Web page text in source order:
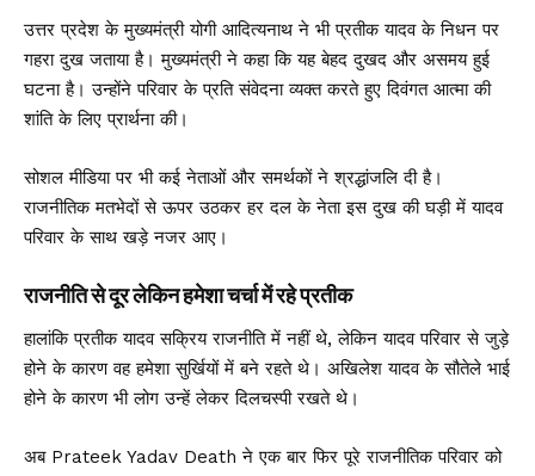
उत्तर प्रदेश के मुख्यमंत्री योगी आदित्यनाथ ने भी प्रतीक यादव के निधन पर
गहरा दुख जताया है। मुख्यमंत्री ने कहा कि यह बेहद दुखद और असमय हुई
घटना है। उन्होंने परिवार के प्रति संवेदना व्यक्त करते हुए दिवंगत आत्मा की
शांति के लिए प्रार्थना की।
सोशल मीडिया पर भी कई नेताओं और समर्थकों ने श्रद्धांजलि दी है।
राजनीतिक मतभेदों से ऊपर उठकर हर दल के नेता इस दुख की घड़ी में यादव
परिवार के साथ खड़े नजर आए।
राजनीति से दूर लेकिन हमेशा चर्चा में रहे प्रतीक
हालांकि प्रतीक यादव सक्रिय राजनीति में नहीं थे, लेकिन यादव परिवार से जुड़े
होने के कारण वह हमेशा सुर्खियों में बने रहते थे। अखिलेश यादव के सौतेले भाई
होने के कारण भी लोग उन्हें लेकर दिलचस्पी रखते थे।
अब Prateek Yadav Death ने एक बार फिर पूरे राजनीतिक परिवार को